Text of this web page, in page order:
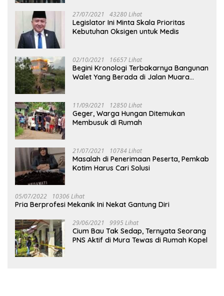
27/07/2021 43280 Lihat
Legislator Ini Minta Skala Prioritas
Kebutuhan Oksigen untuk Medis
02/10/2021 16657 Lihat
Begini Kronologi Terbakarnya Bangunan
Walet Yang Berada di Jalan Muara
11/09/2021 12850 Lihat
Geger, Warga Hungan Ditemukan
Membusuk di Rumah
21/07/2021 10784 Lihat
Masalah di Penerimaan Peserta, Pemkab
Kotim Harus Cari Solusi
05/07/2022 10306 Lihat
Pria Berprofesi Mekanik Ini Nekat Gantung Diri
29/06/2021 9995 Lihat
Cium Bau Tak Sedap, Ternyata Seorang
PNS Aktif di Mura Tewas di Rumah Kopel